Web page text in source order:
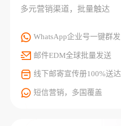
多元营销渠道，批量触达
WhatsApp企业号一键群发
邮件EDM全球批量发送
线下邮寄宣传册100%送达
短信营销，多国覆盖